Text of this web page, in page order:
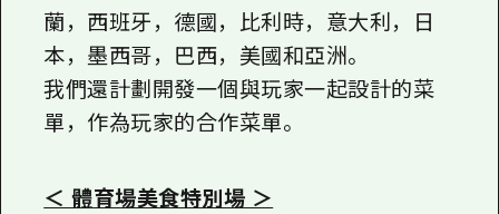
蘭，西班牙，德國，比利時，意大利，日
本，墨西哥，巴西，美國和亞洲。
我們還計劃開發一個與玩家一起設計的菜
單，作為玩家的合作菜單。
＜ 體育場美食特別場 ＞